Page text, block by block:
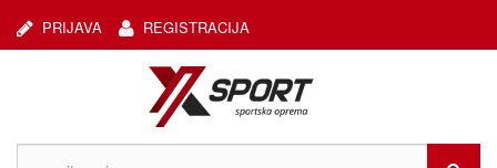
REGISTRACIJA
PRIJAVA